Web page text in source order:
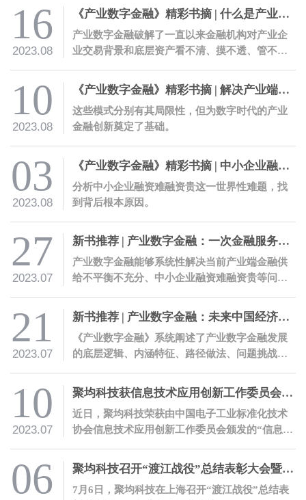
16
2023.08
《产业数字金融》精彩书摘 | 什么是产业数字金融
产业数字金融破解了一直以来金融机构对产业企
业交易背景和底层资产看不清、摸不透、管不
本。
10
2023.08
《产业数字金融》精彩书摘 | 解决产业端金融供给痛点的四种探索模式
这些模式分别有其局限性，但为数字时代的产业
金融创新奠定了基础。
03
2023.08
《产业数字金融》精彩书摘 | 中小企业融资难融资贵原因何在
分析中小企业融资难融资贵这一世界性难题，找
到背后根本原因。
27
2023.07
新书推荐 | 产业数字金融：一次金融服务的革命性创新
产业数字金融能够系统性解决当前产业端金融供
给不平衡不充分、中小企业融资难融资贵等问
有中国特色的金融体系提供助力。
21
2023.07
新书推荐 | 产业数字金融：未来中国经济增长新引擎
《产业数字金融》系统阐述了产业数字金融发展
的底层逻辑、内涵特征、路径做法、问题挑战、
10
2023.07
聚均科技获信息技术应用创新工作委员会技术活动单位证书
近日，聚均科技荣获由中国电子工业标准化技术
协会信息技术应用创新工作委员会颁发的“信息技
公司信创能力获权威认可。
06 聚均科技召开“渡江战役”总结表彰大会暨2023年度年中工作会议
7月6日，聚均科技在上海召开“渡江战役”总结表